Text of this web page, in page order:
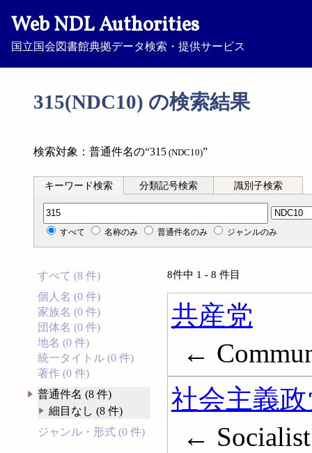
Web NDL Authorities
国立国会図書館典拠データ検索・提供サービス
315(NDC10) の検索結果
検索対象：普通件名の“315 (NDC10)”
キーワード検索 分類記号検索 識別子検索
分類記号検索
すべて 名称のみ 普通件名のみ ジャンルのみ
すべて (8 件)
個人名 (0 件)
家族名 (0 件)
団体名 (0 件)
地名 (0 件)
統一タイトル (0 件)
著作 (0 件)
普通件名 (8 件)
細目なし (8 件)
ジャンル・形式 (0 件)
8件中 1 - 8 件目
共産党
←
社会主義
←